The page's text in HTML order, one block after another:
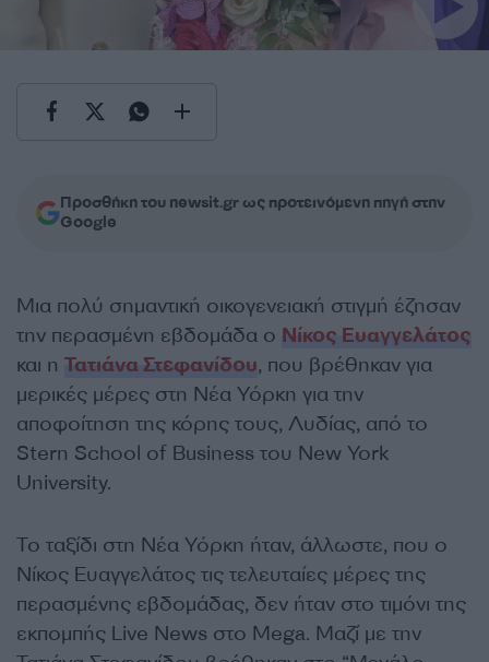
Προσθήκη του newsit.gr ως προτεινόμενη πηγή στην
Google
Μια πολύ σημαντική οικογενειακή στιγμή έζησαν
την περασμένη εβδομάδα ο Νίκος Ευαγγελάτος
και η Τατιάνα Στεφανίδου, που βρέθηκαν για
μερικές μέρες στη Νέα Υόρκη για την
αποφοίτηση της κόρης τους, Λυδίας, από το
Stern School of Business του New York
University.
Το ταξίδι στη Νέα Υόρκη ήταν, άλλωστε, που ο
Νίκος Ευαγγελάτος τις τελευταίες μέρες της
περασμένης εβδομάδας, δεν ήταν στο τιμόνι της
εκπομπής Live News στο Mega. Μαζί με την